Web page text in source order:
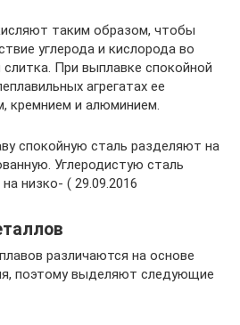
таким образом, чтобы
углерода и кислорода во
При выплавке спокойной
агрегатах ее
кремнием и алюминием.
спокойную сталь разделяют на
Углеродистую сталь
низко- ( 29.09.2016
различаются на основе
поэтому выделяют следующие